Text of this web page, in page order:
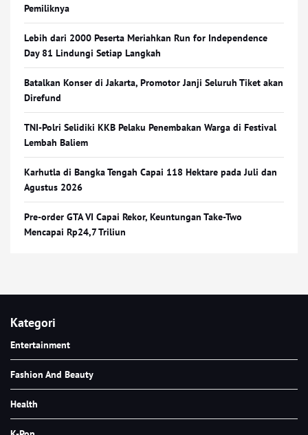
Pemiliknya
Lebih dari 2000 Peserta Meriahkan Run for Independence
Day 81 Lindungi Setiap Langkah
Batalkan Konser di Jakarta, Promotor Janji Seluruh Tiket akan
Direfund
TNI-Polri Selidiki KKB Pelaku Penembakan Warga di Festival
Lembah Baliem
Karhutla di Bangka Tengah Capai 118 Hektare pada Juli dan
Agustus 2026
Pre-order GTA VI Capai Rekor, Keuntungan Take-Two
Mencapai Rp24,7 Triliun
Kategori
Entertainment
Fashion And Beauty
Health